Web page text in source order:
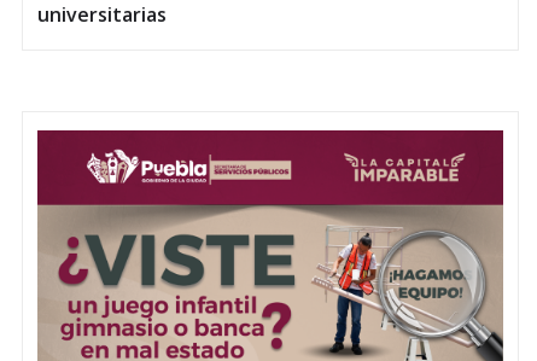
universitarias